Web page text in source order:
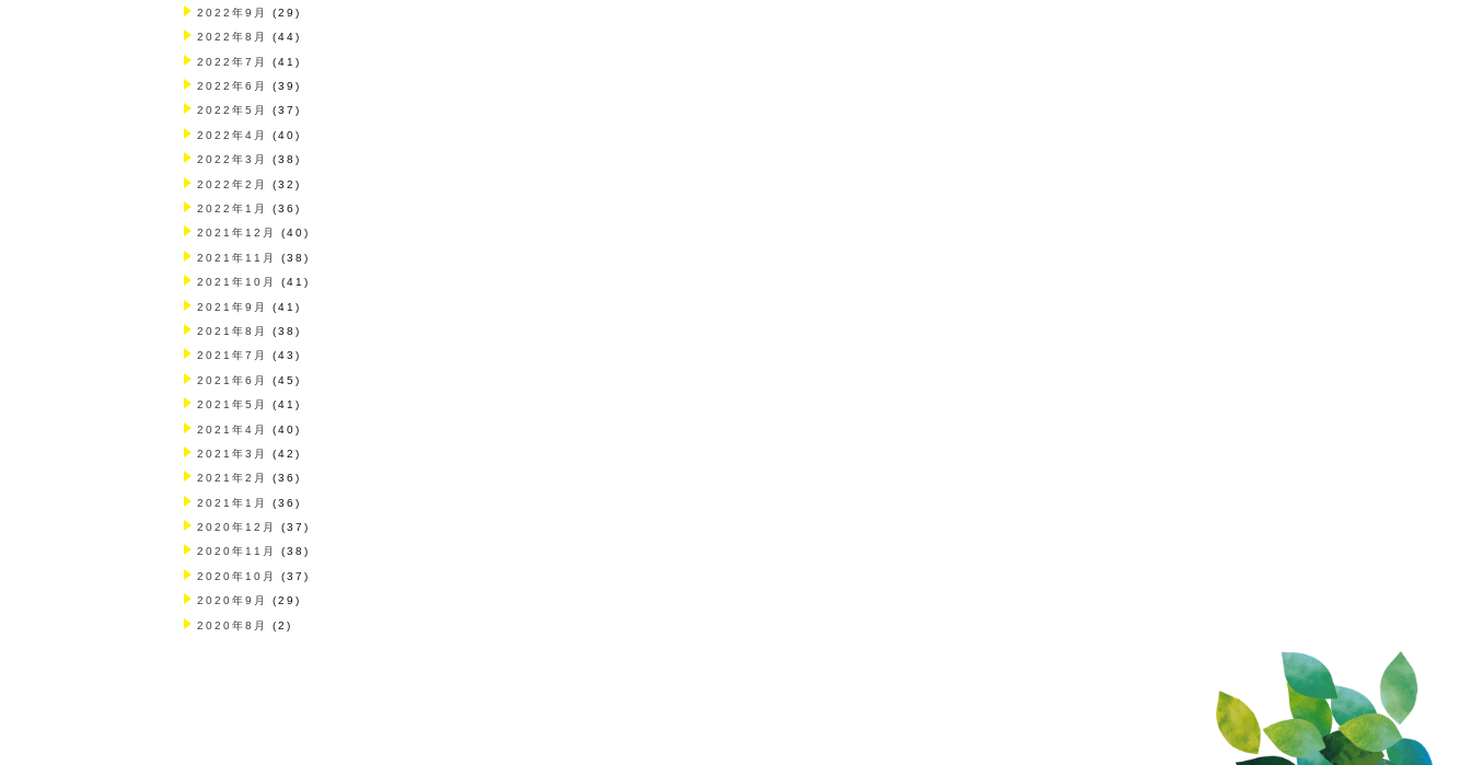
2022年9月 (29)
2022年8月 (44)
2022年7月 (41)
2022年6月 (39)
2022年5月 (37)
2022年4月 (40)
2022年3月 (38)
2022年2月 (32)
2022年1月 (36)
2021年12月 (40)
2021年11月 (38)
2021年10月 (41)
2021年9月 (41)
2021年8月 (38)
2021年7月 (43)
2021年6月 (45)
2021年5月 (41)
2021年4月 (40)
2021年3月 (42)
2021年2月 (36)
2021年1月 (36)
2020年12月 (37)
2020年11月 (38)
2020年10月 (37)
2020年9月 (29)
2020年8月 (2)